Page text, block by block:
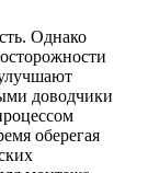
Однако
доводчики
оберегая